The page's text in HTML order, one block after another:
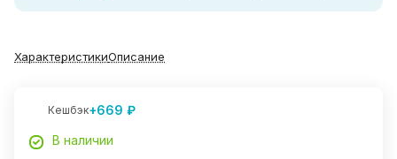
ХарактеристикиОписание
Кешбэк+669 ₽
В наличии